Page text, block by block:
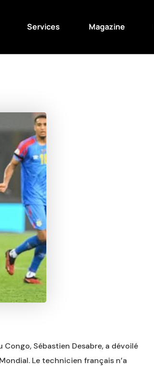
Services Magazine
Sébastien Desabre, a dévoilé
Le technicien français n’a